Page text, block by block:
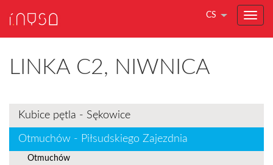
CS
LINKA C2, NIWNICA
Kubice pętla - Sękowice
Otmuchów - Piłsudskiego Zajezdnia
Otmuchów